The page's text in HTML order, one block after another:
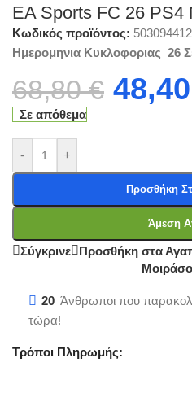
EA Sports FC 26 PS4
Κωδικός προϊόντος:
Ημερομηνια Κυκλοφοριας 26
68,80€ 48,40
Σε απόθεμα
- +
Προσθήκη
Άμεση
Σύγκρινε
Προσθήκη στα
20 Άνθρωποι που
τώρα!
Τρόποι Πληρωμής: